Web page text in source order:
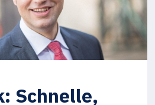
Schnelle,